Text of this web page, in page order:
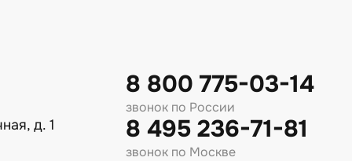
д. 1
8 800 775-03-14
звонок по России
8 495 236-71-81
звонок по Москве